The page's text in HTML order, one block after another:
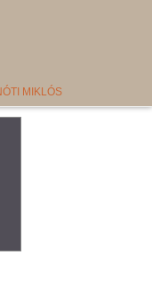
MIKLÓS